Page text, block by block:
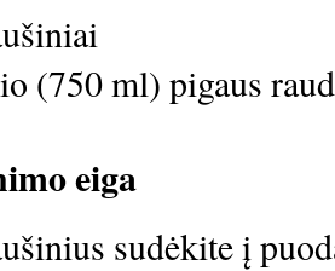
(750 ml) pigaus
eiga
sudėkite į